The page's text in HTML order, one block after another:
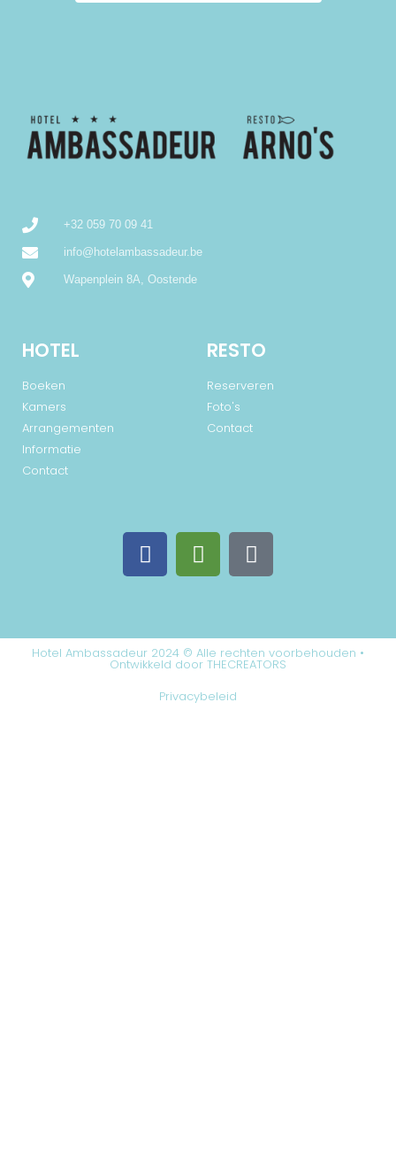
+32 059 70 09 41
info@hotelambassadeur.be
Wapenplein 8A, Oostende
HOTEL
Boeken
Kamers
Arrangementen
Informatie
Contact
RESTO
Reserveren
Foto's
Contact
Hotel Ambassadeur 2024 © Alle rechten voorbehouden •
Ontwikkeld door THECREATORS
Privacybeleid